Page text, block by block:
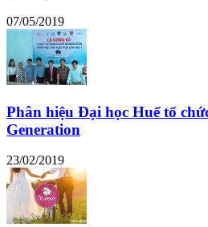
07/05/2019
Phân hiệu Đại học Huế tổ
Generation
23/02/2019